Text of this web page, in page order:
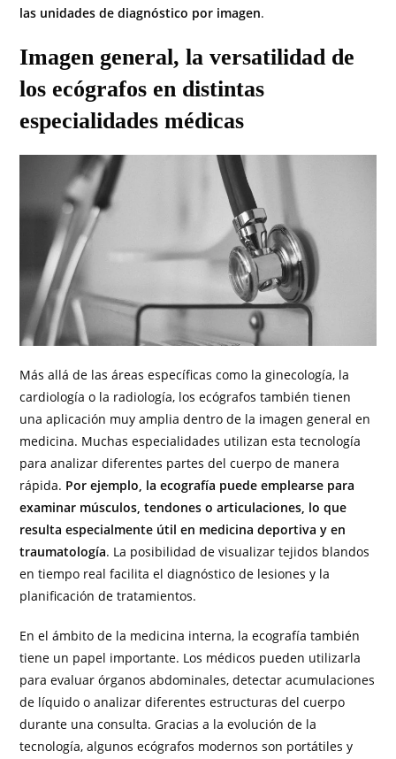
las unidades de diagnóstico por imagen.
Imagen general, la versatilidad de
los ecógrafos en distintas
especialidades médicas
Más allá de las áreas específicas como la ginecología, la
cardiología o la radiología, los ecógrafos también tienen
una aplicación muy amplia dentro de la imagen general en
medicina. Muchas especialidades utilizan esta tecnología
para analizar diferentes partes del cuerpo de manera
rápida. Por ejemplo, la ecografía puede emplearse para
examinar músculos, tendones o articulaciones, lo que
resulta especialmente útil en medicina deportiva y en
traumatología. La posibilidad de visualizar tejidos blandos
en tiempo real facilita el diagnóstico de lesiones y la
planificación de tratamientos.
En el ámbito de la medicina interna, la ecografía también
tiene un papel importante. Los médicos pueden utilizarla
para evaluar órganos abdominales, detectar acumulaciones
de líquido o analizar diferentes estructuras del cuerpo
durante una consulta. Gracias a la evolución de la
tecnología, algunos ecógrafos modernos son portátiles y